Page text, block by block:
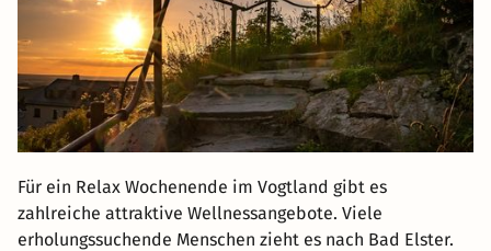
Für ein Relax Wochenende im Vogtland gibt es
zahlreiche attraktive Wellnessangebote. Viele
erholungssuchende Menschen zieht es nach Bad Elster.